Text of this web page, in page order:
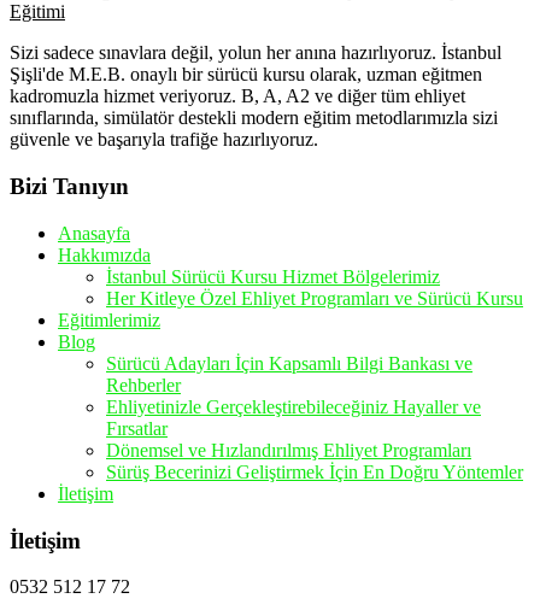
Sizi sadece sınavlara değil, yolun her anına hazırlıyoruz. İstanbul
Şişli'de M.E.B. onaylı bir sürücü kursu olarak, uzman eğitmen
kadromuzla hizmet veriyoruz. B, A, A2 ve diğer tüm ehliyet
sınıflarında, simülatör destekli modern eğitim metodlarımızla sizi
güvenle ve başarıyla trafiğe hazırlıyoruz.
Bizi Tanıyın
Anasayfa
Hakkımızda
İstanbul Sürücü Kursu Hizmet Bölgelerimiz
Her Kitleye Özel Ehliyet Programları ve Sürücü Kursu
Eğitimlerimiz
Blog
Sürücü Adayları İçin Kapsamlı Bilgi Bankası ve
Rehberler
Ehliyetinizle Gerçekleştirebileceğiniz Hayaller ve
Fırsatlar
Dönemsel ve Hızlandırılmış Ehliyet Programları
Sürüş Becerinizi Geliştirmek İçin En Doğru Yöntemler
İletişim
İletişim
0532 512 17 72